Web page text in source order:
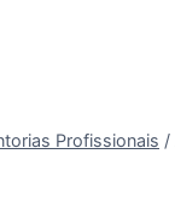
Profissionais /